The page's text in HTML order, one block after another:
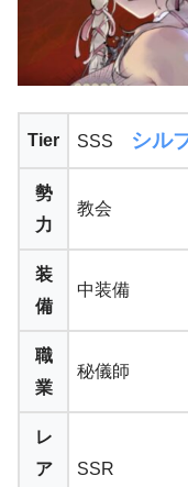
Tier SSS シル
勢
力
教会
装
備
中装備
職
業
秘儀師
レ
ア
SSR